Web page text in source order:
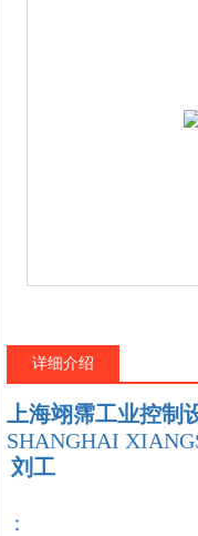
详细介绍
上海翊霈工业控制
SHANGHAI
刘工
：